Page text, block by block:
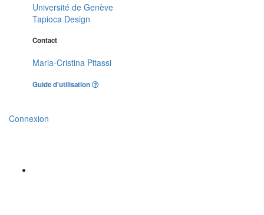
Université de Genève
Tapioca Design
Contact
Maria-Cristina Pitassi
Guide d'utilisation
Connexion